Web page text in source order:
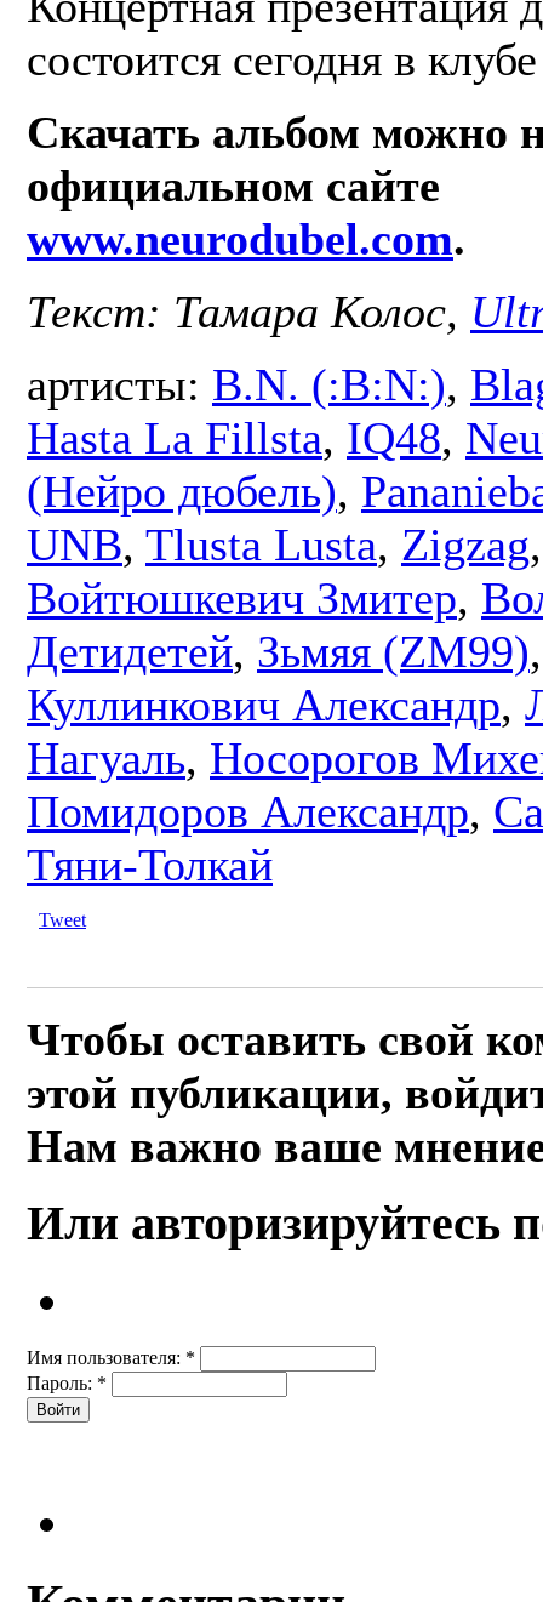
состоится сегодня в
Скачать альбом можно
официальном сайте
www.neurodubel.com.
Текст: Тамара Колос,
артисты: B.N. (:B:N:),
Hasta La Fillsta, IQ48,
(Нейро дюбель),
UNB, Tlusta Lusta, Zigzag,
Войтюшкевич Змитер,
Детидетей, Зьмяя (ZM99)
Куллинкович Александр,
Нагуаль, Носорогов
Помидоров Александр,
Тяни-Толкай
Tweet
Чтобы оставить свой
этой публикации,
Нам важно ваше
Или авторизируйтесь
Имя пользователя: *
Пароль: *